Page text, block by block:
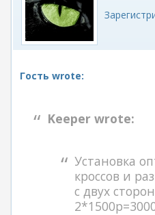
Гость wrote:
Keeper wrote:
Установка
кроссов и
с двух сторон